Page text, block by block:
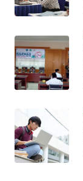
DANAU
TOBA
WN
WN
LANGKAT